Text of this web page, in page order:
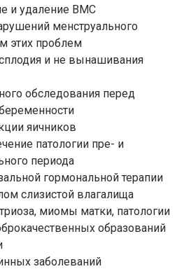
и удаление ВМС
менструального
этих проблем
и не вынашивания
обследования перед
яичников
патологии пре- и
периода
гормональной терапии
слизистой влагалища
миомы матки, патологии
образований
заболеваний